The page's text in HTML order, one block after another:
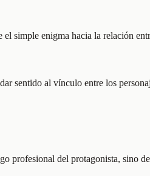
simple enigma hacia la relación
sentido al vínculo entre los
profesional del protagonista, sino